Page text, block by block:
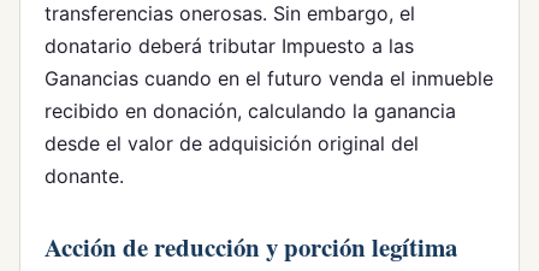
transferencias onerosas. Sin embargo, el
donatario deberá tributar Impuesto a las
Ganancias cuando en el futuro venda el inmueble
recibido en donación, calculando la ganancia
desde el valor de adquisición original del
donante.
Acción de reducción y porción legítima